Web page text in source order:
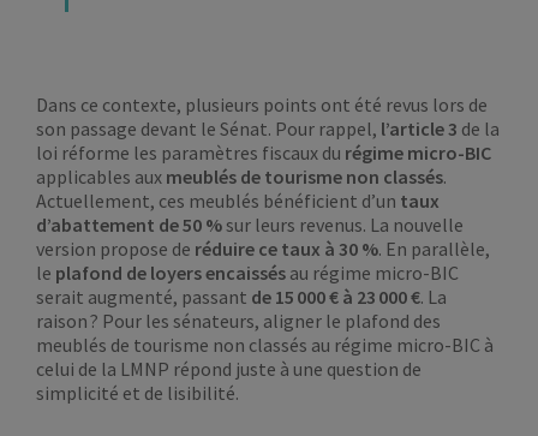
Dans ce contexte, plusieurs points ont été revus lors de
son passage devant le Sénat. Pour rappel, l’article 3 de la
loi réforme les paramètres fiscaux du régime micro-BIC
applicables aux meublés de tourisme non classés.
Actuellement, ces meublés bénéficient d’un taux
d’abattement de 50 %sur leurs revenus. La nouvelle
version propose de réduire ce taux à 30 %. En parallèle,
le plafond de loyers encaissés au régime micro-BIC
serait augmenté, passant de 15 000 € à 23 000 €. La
raison ? Pour les sénateurs, aligner le plafond des
meublés de tourisme non classés au régime micro-BIC à
celui de la LMNP répond juste à une question de
simplicité et de lisibilité.